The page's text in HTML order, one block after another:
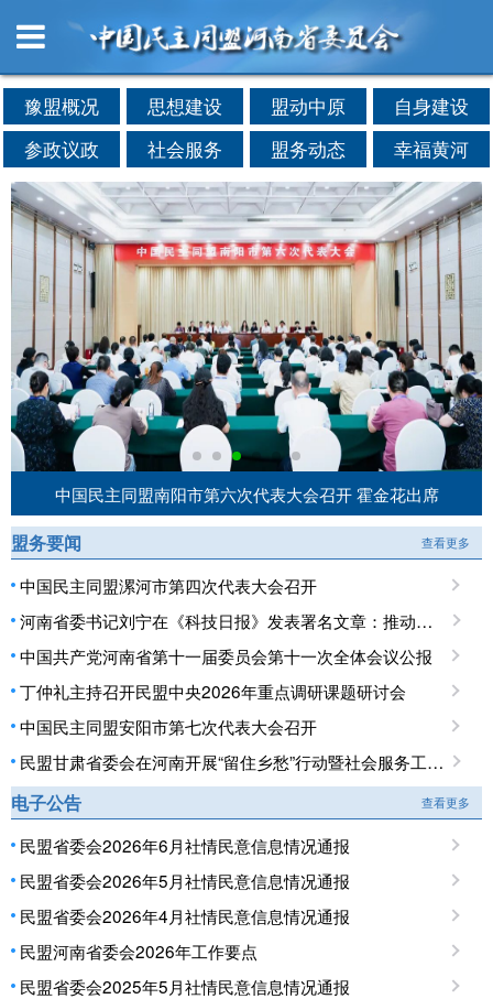
豫盟概况 思想建设 盟动中原
自身建设
参政议政
社会服务 盟务动态 幸福黄河
中国民主同盟南阳市第六次代表大会召开 霍金花出席
盟务要闻 查看更多
中国民主同盟漯河市第四次代表大会召开
河南省委书记刘宁在《科技日报》发表署名文章：推动科技创新和产业创新深度融合 提升现代化产业体系对高质量发展的支撑能力
中国共产党河南省第十一届委员会第十一次全体会议公报
丁仲礼主持召开民盟中央2026年重点调研课题研讨会
中国民主同盟安阳市第七次代表大会召开
民盟甘肃省委会在河南开展“留住乡愁”行动暨社会服务工作调研
电子公告 查看更多
民盟省委会2026年6月社情民意信息情况通报
民盟省委会2026年5月社情民意信息情况通报
民盟省委会2026年4月社情民意信息情况通报
民盟河南省委会2026年工作要点
民盟省委会2025年5月社情民意信息情况通报